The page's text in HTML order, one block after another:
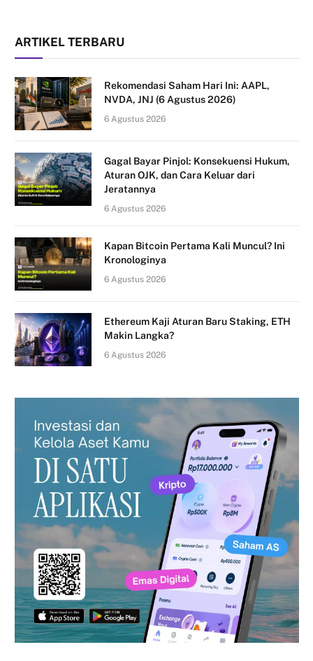
ARTIKEL TERBARU
Rekomendasi Saham Hari Ini: AAPL,
NVDA, JNJ (6 Agustus 2026)
6 Agustus 2026
Gagal Bayar Pinjol: Konsekuensi Hukum,
Aturan OJK, dan Cara Keluar dari
Jeratannya
6 Agustus 2026
Kapan Bitcoin Pertama Kali Muncul? Ini
Kronologinya
6 Agustus 2026
Ethereum Kaji Aturan Baru Staking, ETH
Makin Langka?
6 Agustus 2026